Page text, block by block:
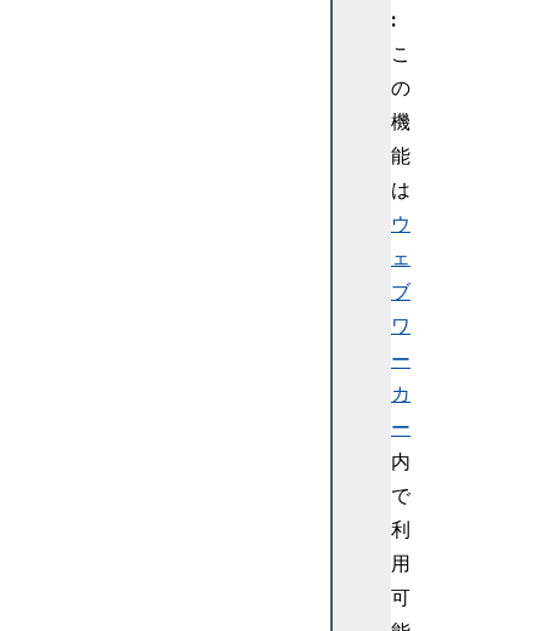
:
こ
の
機
能
は
ウ
ェ
ブ
ワ
ー
カ
ー
内
で
利
用
可